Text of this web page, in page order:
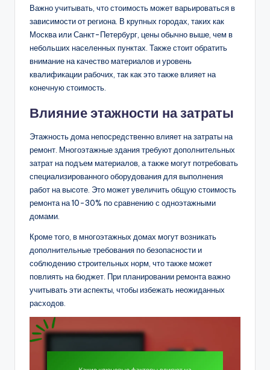
Важно учитывать, что стоимость может варьироваться в
зависимости от региона. В крупных городах, таких как
Москва или Санкт-Петербург, цены обычно выше, чем в
небольших населенных пунктах. Также стоит обратить
внимание на качество материалов и уровень
квалификации рабочих, так как это также влияет на
конечную стоимость.
Влияние этажности на затраты
Этажность дома непосредственно влияет на затраты на
ремонт. Многоэтажные здания требуют дополнительных
затрат на подъем материалов, а также могут потребовать
специализированного оборудования для выполнения
работ на высоте. Это может увеличить общую стоимость
ремонта на 10-30% по сравнению с одноэтажными
домами.
Кроме того, в многоэтажных домах могут возникать
дополнительные требования по безопасности и
соблюдению строительных норм, что также может
повлиять на бюджет. При планировании ремонта важно
учитывать эти аспекты, чтобы избежать неожиданных
расходов.